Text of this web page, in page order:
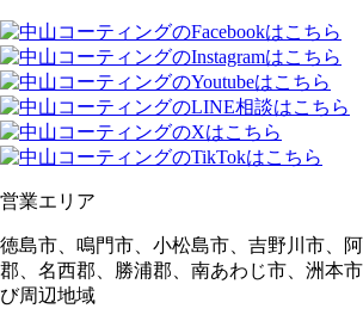
営業エリア
徳島市、鳴門市、小松島市、吉野川市、
郡、名西郡、勝浦郡、南あわじ市、洲本
び周辺地域